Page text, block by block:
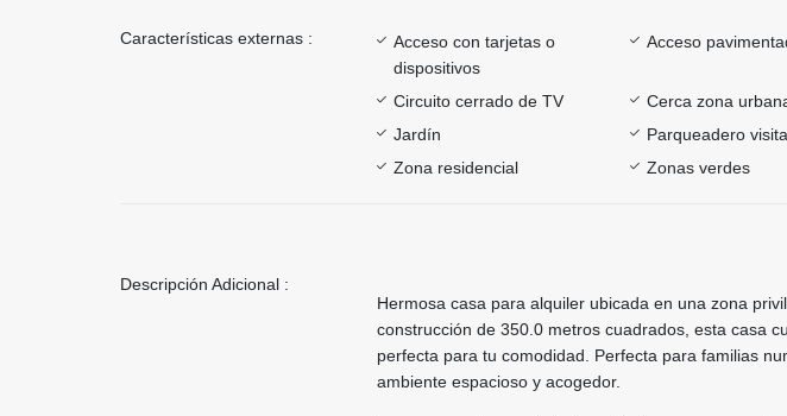
Características externas :
Acceso con tarjetas o
dispositivos
Acceso
Circuito cerrado de TV Cerca zona
Jardín
Parqueadero
Zona residencial
Zonas verdes
Descripción Adicional :
Hermosa casa para alquiler ubicada en una zona
construcción de 350.0 metros cuadrados, esta casa
perfecta para tu comodidad. Perfecta para familias
ambiente espacioso y acogedor.